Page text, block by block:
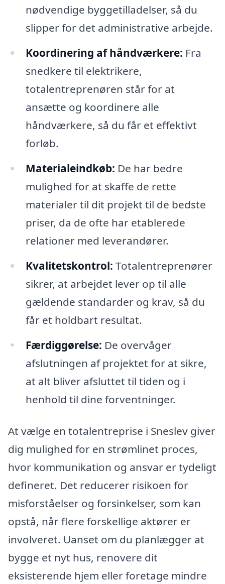
nødvendige byggetilladelser, så du
slipper for det administrative arbejde.
Koordinering af håndværkere: Fra
snedkere til elektrikere,
totalentreprenøren står for at
ansætte og koordinere alle
håndværkere, så du får et effektivt
forløb.
Materialeindkøb: De har bedre
mulighed for at skaffe de rette
materialer til dit projekt til de bedste
priser, da de ofte har etablerede
relationer med leverandører.
Kvalitetskontrol: Totalentreprenører
sikrer, at arbejdet lever op til alle
gældende standarder og krav, så du
får et holdbart resultat.
Færdiggørelse: De overvåger
afslutningen af projektet for at sikre,
at alt bliver afsluttet til tiden og i
henhold til dine forventninger.
At vælge en totalentreprise i Sneslev giver
dig mulighed for en strømlinet proces,
hvor kommunikation og ansvar er tydeligt
defineret. Det reducerer risikoen for
misforståelser og forsinkelser, som kan
opstå, når flere forskellige aktører er
involveret. Uanset om du planlægger at
bygge et nyt hus, renovere dit
eksisterende hjem eller foretage mindre